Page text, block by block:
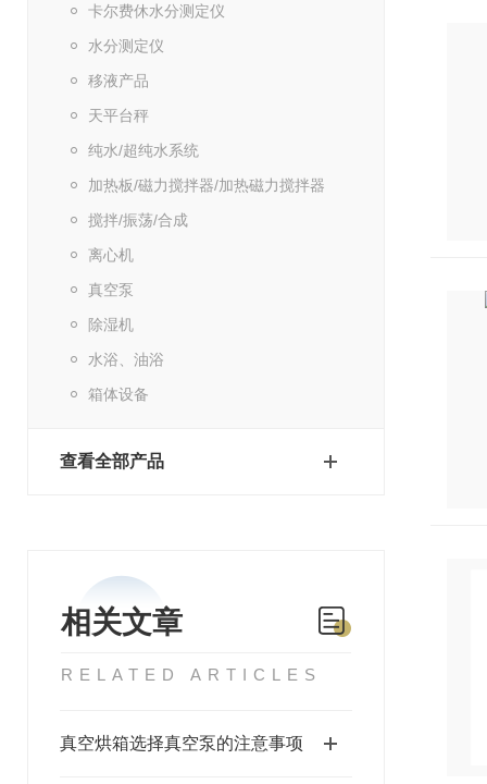
卡尔费休水分测定仪
水分测定仪
移液产品
天平台秤
纯水/超纯水系统
加热板/磁力搅拌器/加热磁力搅拌器
搅拌/振荡/合成
离心机
真空泵
除湿机
水浴、油浴
箱体设备
查看全部产品
相关文章
RELATED ARTICLES
真空烘箱选择真空泵的注意事项